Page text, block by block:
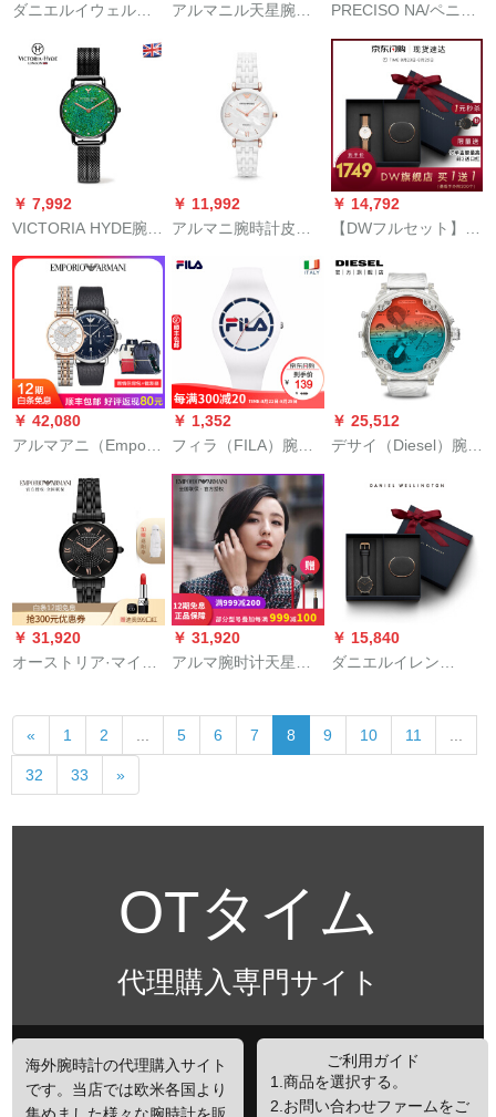
ダニエルイウェルト
00086
アルマニル天星腕时
スキーバーンドの縁
取りりドリー1925
PRECISO NA/ペニシ
ャナの运命の轮シン
プロの绅士针は41
MMオーミク男性时计
尾叶冬青PA 4109
￥ 7,992
VICTORIA HYDE腕時
計女性2019年新型銀
河系Vh腕時計クウォ
ーク腕時計ファンシ
ー軽装豪華女子時計
プロシュート学生腕
時計猫眼黒鋼帯VH
045 F
￥ 11,992
アルマニ腕時計皮質
フファ§ンジシンプル
クウォーク女性史腕
時計AR 1486陶磁器
￥ 14,792
【DWフルセット】
baren Tainde限定の
スペシャルプロシュ
ート女性时计32文字
盘DW 0000+36レコ
￥ 42,080
アルマアニ（Emporio
ビジネ簡単予フュー
ジョン男性表女性表
情カープ表AR
11105+AR 1926
￥ 1,352
フィラ（FILA）腕時
ゼルリ-シリカゲルウ
ォッシュ防水男女腕
時計777新品2世代エ
レガットFLL 38-727-
003
￥ 25,512
デサイ（Diesel）腕時
フファック多時区ク
ウォー男時計DZ
7427
￥ 31,920
オーストリア·マイニ
ク女子时计防水カジ
ュアル·ビゼニア腕时
计トニア同秋新商品
￥ 31,920
アルマ腕时计天星正
ージョン
￥ 15,840
ダニエルイレン
40 mmブロックベル
+腕輪アウトレット
« 1 2 5 6 7 8 9 10 11
32 33 »
OTタイム
代理購入専門サイト
海外腕時計の代理購入サイト
です。当店では欧米各国より
ご利用ガイド
1.商品を選択する。
2.お問い合わせファームをご